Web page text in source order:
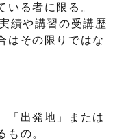
いる者に限る。
績や講習の受講歴
はその限りではな
「出発地」または
もの。